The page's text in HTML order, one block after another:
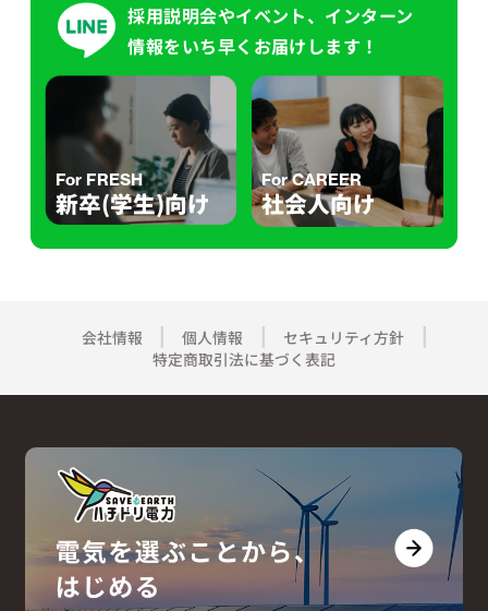
採用説明会やイベント、インターン
情報をいち早くお届けします！
For FRESH
新卒(学生)向け
For CAREER
社会人向け
会社情報 個人情報
セキュリティ方針
特定商取引法に基づく表記